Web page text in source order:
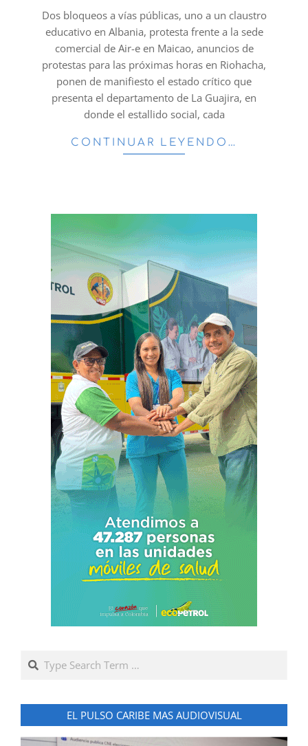
20
Dos bloqueos a vías públicas, uno a un claustro
educativo en Albania, protesta frente a la sede
comercial de Air-e en Maicao, anuncios de
protestas para las próximas horas en Riohacha,
ponen de manifiesto el estado crítico que
presenta el departamento de La Guajira, en
donde el estallido social, cada
CONTINUAR LEYENDO…
Search
EL PULSO CARIBE MAS AUDIOVISUAL